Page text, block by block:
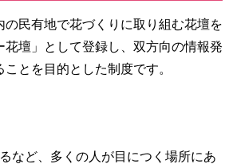
の民有地で花づくりに取り組む花壇を
花壇」として登録し、双方向の情報発
とを目的とした制度です。
など、多くの人が目につく場所にあ